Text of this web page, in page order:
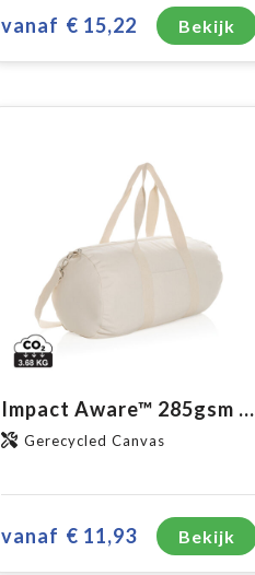
vanaf € 15,22 Bekijk
Impact Aware™ 285gsm rcanvas reistas ongeverfd
Gerecycled Canvas
vanaf € 11,93 Bekijk